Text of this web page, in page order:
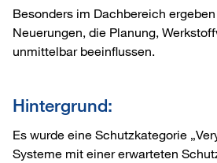
Service
Kontakt
Besonders im Dachbereich
Neuerungen, die Planung,
unmittelbar beeinflussen.
Hintergrund:
Es wurde eine Schutzkategorie
Systeme mit einer erwarteten